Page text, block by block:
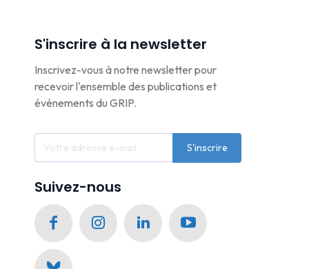
S'inscrire à la newsletter
Inscrivez-vous à notre newsletter pour
recevoir l'ensemble des publications et
événements du GRIP.
S'inscrire
Suivez-nous